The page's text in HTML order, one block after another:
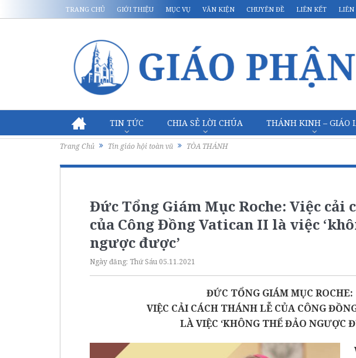
TRANG CHỦ GIỚI THIỆU MỤC VỤ VĂN KIỆN CHUYÊN ĐỀ LIÊN KẾT LIÊN
TIN TỨC CHIA SẺ LỜI CHÚA THÁNH KINH – GIÁO
Trang Chủ Tin giáo hội toàn vũ TÒA THÁNH
Đức Tổng Giám Mục Roche: Việc cải
của Công Đồng Vatican II là việc
ngược được’
Ngày đăng: Thứ Sáu 05.11.2021
ĐỨC TỔNG GIÁM MỤC ROCHE:
VIỆC CẢI CÁCH THÁNH LỄ CỦA CÔNG
LÀ VIỆC ‘KHÔNG THỂ ĐẢO NGƯỢC